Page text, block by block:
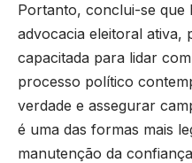
Portanto, conclui-se que
advocacia eleitoral ativa,
capacitada para lidar
processo político
verdade e assegurar
é uma das formas mais
manutenção da